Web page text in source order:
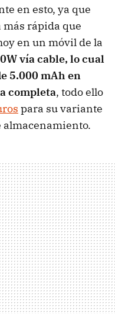
en esto, ya que
rápida que
en un móvil de la
vía cable, lo cual
5.000 mAh en
completa, todo ello
para su variante
almacenamiento.